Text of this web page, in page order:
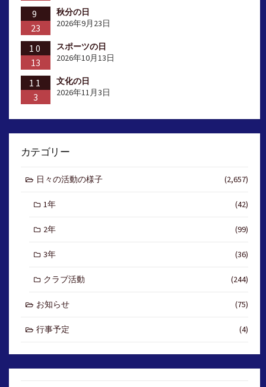
9
23
秋分の日
2026年9月23日
10
13
スポーツの日
2026年10月13日
11
3
文化の日
2026年11月3日
カテゴリー
日々の活動の様子 (2,657)
1年 (42)
2年 (99)
3年 (36)
クラブ活動 (244)
お知らせ (75)
行事予定 (4)